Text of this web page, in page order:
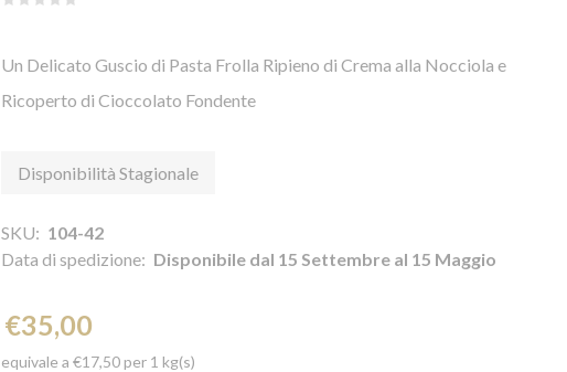
Un Delicato Guscio di Pasta Frolla Ripieno di Crema alla Nocciola e
Ricoperto di Cioccolato Fondente
Disponibilità Stagionale
SKU: 104-42
Data di spedizione: Disponibile dal 15 Settembre al 15 Maggio
€35,00
equivale a €17,50 per 1 kg(s)